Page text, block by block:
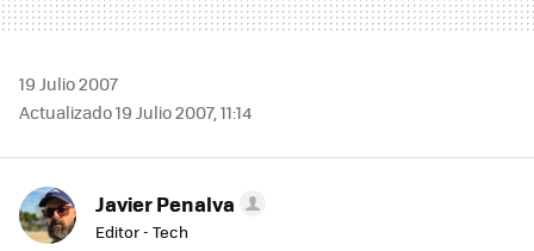
19 Julio 2007
Actualizado 19 Julio 2007, 11:14
Javier Penalva
Editor - Tech